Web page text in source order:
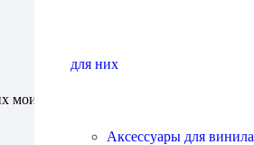
для них
Аксессуары для винила
моих комментариев.